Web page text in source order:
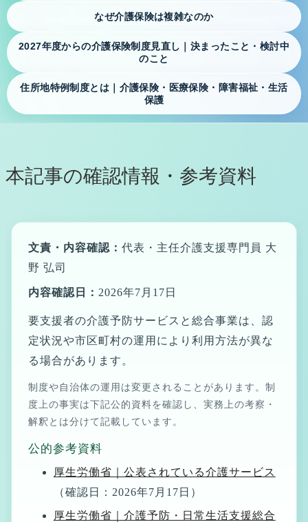
なぜ介護保険は複雑なのか
2027年度からの介護保険制度見直し｜決まったこと・検討中
のこと
住所地特例制度とは｜介護保険・医療保険・障害福祉・生活
保護
Prologue プロローグ
介護保険お役立ち情報 ※ご本人・ご家族様向
け
居宅介護支援事業所とは｜ケアマネジャーに相談できる
こと
介護保険で使えるサービスの全体地図（要介護の方向
け）
介護保険で使えるサービスの全体地図（要支援の方向
40〜64歳でも介護保険は使えますか｜利用条件・特定疾
病・交通事故
税制優遇制度
なぜ介護保険は複雑なのか
2027年度からの介護保険制度見直し｜決まったこと・検
討中のこと
住所地特例制度とは｜介護保険・医療保険・障害福祉・
生活保護
本記事の確認情報・参考資料
文責・内容確認： 代表・主任介護支援専門員 大
野 弘司
内容確認日： 2026年7月17日
要支援者の介護予防サービスと総合事業は、認
定状況や市区町村の運用により利用方法が異な
る場合があります。
制度や自治体の運用は変更されることがあります。制
度上の事実は下記公的資料を確認し、実務上の考察・
解釈とは分けて記載しています。
公的参考資料
厚生労働省｜公表されている介護サービス
（確認日：2026年7月17日）
厚生労働省｜介護予防・日常生活支援総合